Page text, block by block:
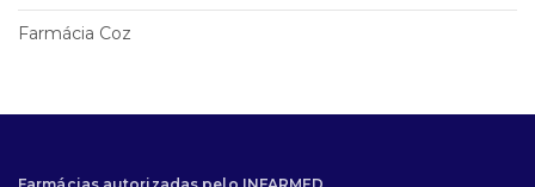
Farmácia Coz